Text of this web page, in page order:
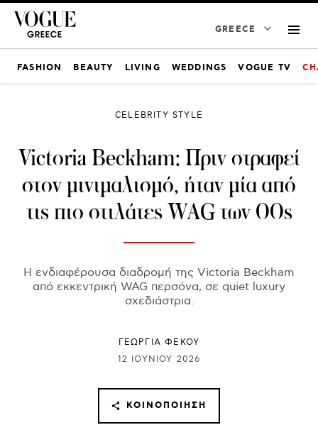
GREECE
FASHION BEAUTY LIVING WEDDINGS VOGUE TV
CELEBRITY STYLE
Victoria Beckham: Πριν στραφεί
στον μινιμαλισμό, ήταν μία από
τις πιο στιλάτες WAG των 00s
Η ενδιαφέρουσα διαδρομή της Victoria Beckham
από εκκεντρική WAG περσόνα, σε quiet luxury
σχεδιάστρια.
ΓΕΩΡΓΙΑ ΦΕΚΟΥ
12 ΙΟΥΝΊΟΥ 2026
ΚΟΙΝΟΠΟΊΗΣΗ